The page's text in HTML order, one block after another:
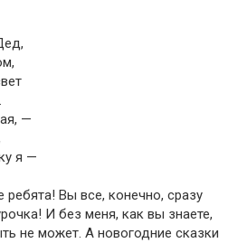
—
я —
ребята! Вы все, конечно, сразу
И без меня, как вы знаете,
не может. А новогодние сказки